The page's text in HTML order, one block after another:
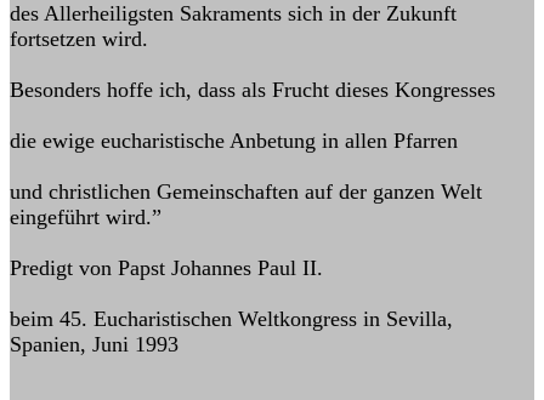
des Allerheiligsten Sakraments sich in der Zukunft
fortsetzen wird.
Besonders hoffe ich, dass als Frucht dieses Kongresses
die ewige eucharistische Anbetung in allen Pfarren
und christlichen Gemeinschaften auf der ganzen Welt
eingeführt wird.”
Predigt von Papst Johannes Paul II.
beim 45. Eucharistischen Weltkongress in Sevilla,
Spanien, Juni 1993